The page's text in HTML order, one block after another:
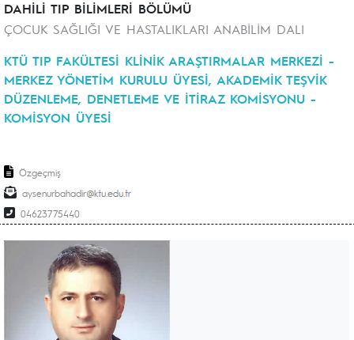
DAHİLİ TIP BİLİMLERİ BÖLÜMÜ
ÇOCUK SAĞLIĞI VE HASTALIKLARI ANABİLİM DALI
KTÜ TIP FAKÜLTESİ KLİNİK ARAŞTIRMALAR MERKEZİ -
MERKEZ YÖNETİM KURULU ÜYESİ, AKADEMİK TEŞVİK
DÜZENLEME, DENETLEME VE İTİRAZ KOMİSYONU -
KOMİSYON ÜYESİ
Özgeçmiş
aysenurbahadir
04623775440